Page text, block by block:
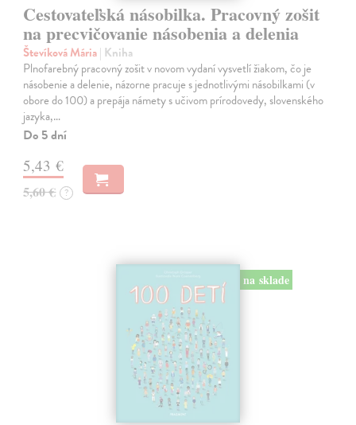
Cestovateľská násobilka. Pracovný zošit
na precvičovanie násobenia a delenia
Števíková Mária| Kniha
Plnofarebný pracovný zošit v novom vydaní vysvetlí žiakom, čo je
násobenie a delenie, názorne pracuje s jednotlivými násobilkami (v
obore do 100) a prepája námety s učivom prírodovedy, slovenského
jazyka,…
Do 5 dní
5,43 €
5,60 € ?
na sklade